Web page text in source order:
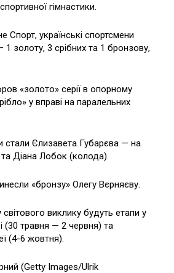
гімнастики.
Спорт, українські спортсмени
золоту, 3 срібних та 1 бронзову,
«золото» серії в опорному
у вправі на паралельних
стали Єлизавета Губарєва — на
Діана Лобок (колода).
«бронзу» Олегу Вєрняєву.
виклику будуть етапи у
(30 травня — 2 червня) та
(4-6 жовтня).
(Getty Images/Ulrik